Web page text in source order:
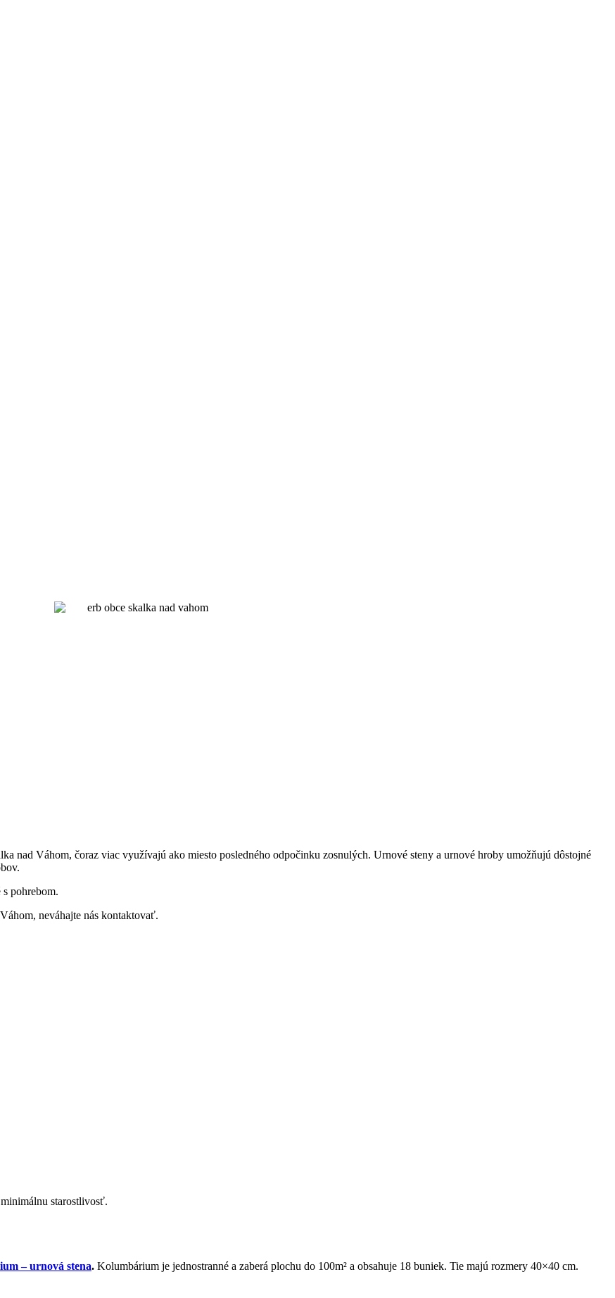
nad Váhom, čoraz viac využívajú ako miesto posledného odpočinku zosnulých. Urnové steny a urnové hroby umožňujú dôstojné
pohrebom.
neváhajte nás kontaktovať.
starostlivosť.
– urnová stena. Kolumbárium je jednostranné a zaberá plochu do 100m² a obsahuje 18 buniek. Tie majú rozmery 40×40 cm.